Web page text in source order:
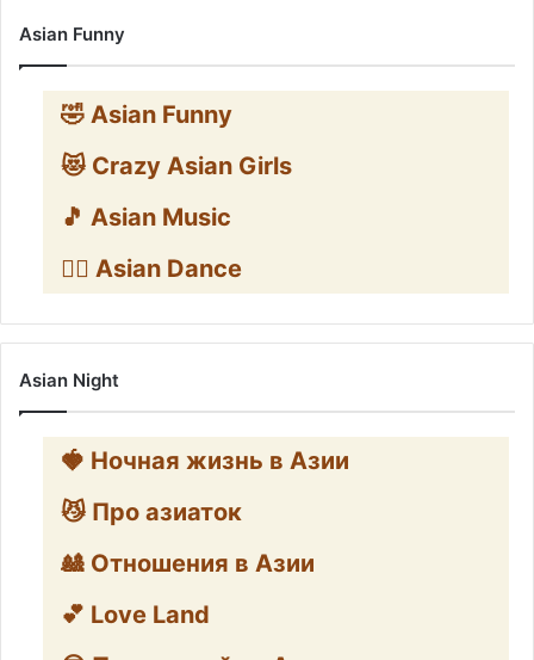
Asian Funny
🤣 Asian Funny
😻 Crazy Asian Girls
🎵 Asian Music
👯‍♀️ Asian Dance
Asian Night
🍓 Ночная жизнь в Азии
😼 Про азиаток
🎎 Отношения в Азии
💕 Love Land